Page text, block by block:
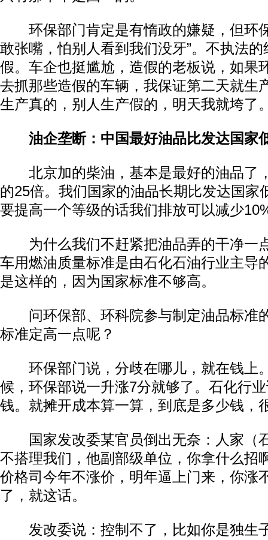
环保部门肯定是有惰政的嫌疑，但环
敢张嘴，怕别人看到我们没牙”。不执法
假。车企也挺尴尬，造假的老板说，如果
去抓那些造假的车辆，我保证第二天就生
生产真的，别人生产假的，明天我就垮了
油企垄断：中国最好油品比发达国家
北京加的柴油，基本是最好的油品了
的25倍。我们国家的油品长期比发达国家
要提高一个等级的话我们排放可以减少
为什么我们不赶紧把油品弄的干净一
车用燃油质量标准是由石化石油行业主导
是这样的，因为国家标准不够高。
问环保部、环科院参与制定油品标准
标准定高一点呢？
环保部门说，分歧在哪儿，就在钱上
候，环保部说一升涨7分就够了。石化行
钱。就摊开成本算一算，到底是多少钱，
国家发改委某官员倒出无奈：人家（
不搭理我们，他副部级单位，你拿什么招
价格司今年不涨价，明年逼上门来，你涨
了，就这话。
发改委说：控制不了，比如你是独生